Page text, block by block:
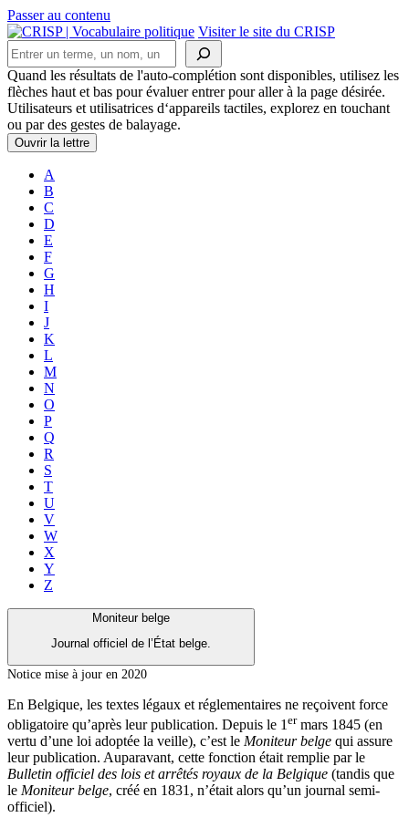
Passer au contenu
Navigation
principale
Visiter le site du CRISP
Rechercher
Quand les résultats de l'auto-complétion sont disponibles, utilisez les
flèches haut et bas pour évaluer entrer pour aller à la page désirée.
Utilisateurs et utilisatrices d‘appareils tactiles, explorez en touchant
ou par des gestes de balayage.
Ouvrir la lettre
A
B
C
D
E
F
G
H
I
J
K
L
M
N
O
P
Q
R
S
T
U
V
W
X
Y
Z
Moniteur belge
Journal officiel de l’État belge.
Notice mise à jour en 2020
En Belgique, les textes légaux et réglementaires ne reçoivent force
obligatoire qu’après leur publication. Depuis le 1 ermars 1845 (en
vertu d’une loi adoptée la veille), c’est le Moniteur belge qui assure
leur publication. Auparavant, cette fonction était remplie par le
Bulletin officiel des lois et arrêtés royaux de la Belgique (tandis que
le Moniteur belge, créé en 1831, n’était alors qu’un journal semi-
officiel).